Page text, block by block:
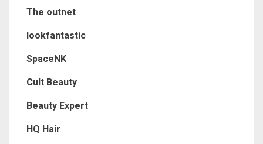
The outnet
lookfantastic
SpaceNK
Cult Beauty
Beauty Expert
HQ Hair